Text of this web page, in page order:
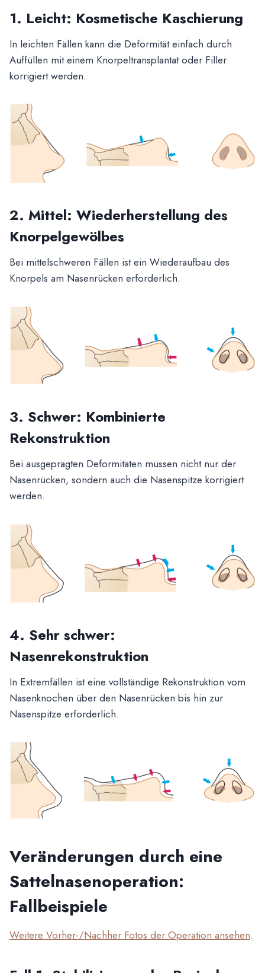
1. Leicht: Kosmetische Kaschierung
In leichten Fällen kann die Deformität einfach durch
Auffüllen mit einem Knorpeltransplantat oder Filler
korrigiert werden.
2. Mittel: Wiederherstellung des
Knorpelgewölbes
Bei mittelschweren Fällen ist ein Wiederaufbau des
Knorpels am Nasenrücken erforderlich.
3. Schwer: Kombinierte
Rekonstruktion
Bei ausgeprägten Deformitäten müssen nicht nur der
Nasenrücken, sondern auch die Nasenspitze korrigiert
werden.
4. Sehr schwer:
Nasenrekonstruktion
In Extremfällen ist eine vollständige Rekonstruktion vom
Nasenknochen über den Nasenrücken bis hin zur
Nasenspitze erforderlich.
Veränderungen durch eine
Sattelnasenoperation:
Fallbeispiele
Weitere Vorher-/Nachher Fotos der Operation ansehen.